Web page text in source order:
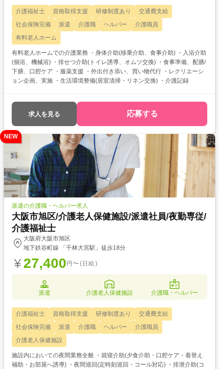
介護福祉士 資格取得支援 研修制度あり
交通費支給
社会保険完備
派遣 介護職 ヘルパー
介護職員
有料老人ホーム
有料老人ホームでの介護業務 ・身体介助(移乗介助、食事介助) ・入浴介助
(個浴、機械浴) ・排せつ介助(トイレ誘導、オムツ交換) ・食事準備、配膳/
下膳、口腔ケア ・服薬支援 ・外出付き添い、買い物代行 ・レクリエーシ
ョン企画、実施 ・生活環境整備(居室清掃・リネン交換) ・介護記録
求人を見る 応募する
NEW
派遣の介護職・ヘルパー求人
大阪市旭区/介護老人保健施設/派遣社員/夜勤専従/
介護福祉士
大阪府大阪市旭区
地下鉄谷町線 「千林大宮駅」徒歩18分
27,400 円〜(日給)
派遣 介護老人保健施設 介護職・ヘルパー
介護福祉士 資格取得支援 研修制度あり
交通費支給
社会保険完備
派遣 介護職 ヘルパー
介護職員
介護老人保健施設
施設内においての夜間業務全般 ・就寝介助(夕食介助・口腔ケア・着替え
補助・お部屋へ誘導) ・夜間巡回(定時刻巡回・コール対応) ・排泄介助(コ